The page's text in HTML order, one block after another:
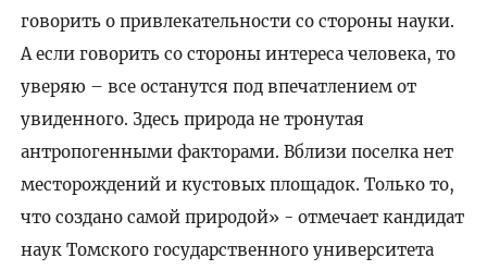
говорить о привлекательности со стороны науки.
А если говорить со стороны интереса человека, то
уверяю – все останутся под впечатлением от
увиденного. Здесь природа не тронутая
антропогенными факторами. Вблизи поселка нет
месторождений и кустовых площадок. Только то,
что создано самой природой» - отмечает кандидат
наук Томского государственного университета